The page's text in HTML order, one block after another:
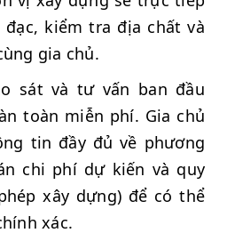
kiểm tra địa chất và
gia chủ.
sát và tư vấn ban đầu
toàn miễn phí. Gia chủ
tin đầy đủ về phương
chi phí dự kiến và quy
xây dựng) để có thể
xác.